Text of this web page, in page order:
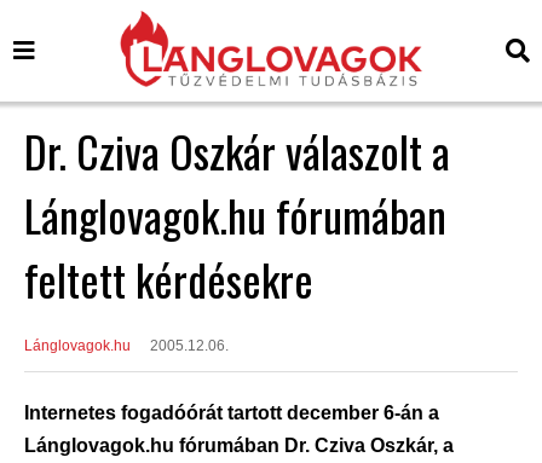
Dr. Cziva Oszkár válaszolt a
Lánglovagok.hu fórumában
feltett kérdésekre
Lánglovagok.hu 2005.12.06.
Internetes fogadóórát tartott december 6-án a
Lánglovagok.hu fórumában Dr. Cziva Oszkár, a